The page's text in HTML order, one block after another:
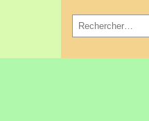
R
e
c